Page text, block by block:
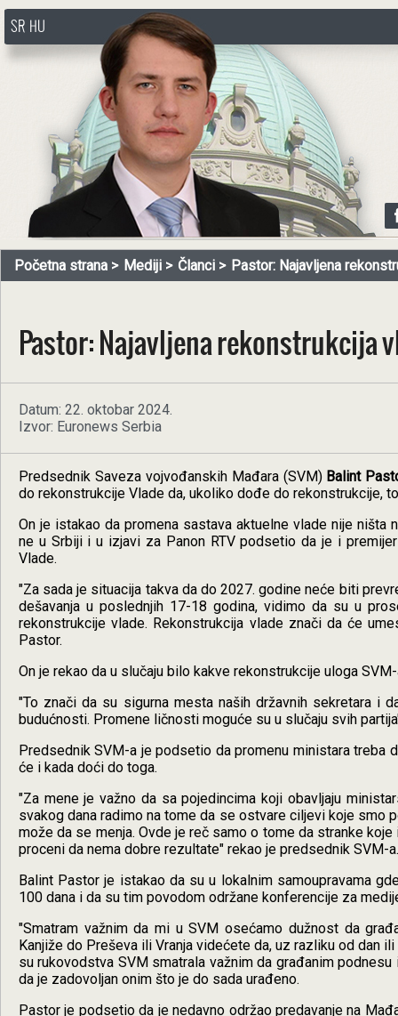
http://www.pasztorbalint.rs/sr
SR HU
Početna strana Mediji Članci Pastor: Najavljena
Pastor: Najavljena rekonstrukcija
Datum: 22. oktobar 2024.
Izvor: Euronews Serbia
Predsednik Saveza vojvođanskih Mađara (SVM) Balint
do rekonstrukcije Vlade da, ukoliko dođe do rekonstrukcije,
On je istakao da promena sastava aktuelne vlade nije
ne u Srbiji i u izjavi za Panon RTV podsetio da je i
Vlade.
"Za sada je situacija takva da do 2027. godine neće biti
dešavanja u poslednjih 17-18 godina, vidimo da su u
rekonstrukcije vlade. Rekonstrukcija vlade znači da će
Pastor.
On je rekao da u slučaju bilo kakve rekonstrukcije uloga
"To znači da su sigurna mesta naših državnih sekretara i
budućnosti. Promene ličnosti moguće su u slučaju svih
Predsednik SVM-a je podsetio da promenu ministara treba
će i kada doći do toga.
"Za mene je važno da sa pojedincima koji obavljaju
svakog dana radimo na tome da se ostvare ciljevi koje smo
može da se menja. Ovde je reč samo o tome da stranke
proceni da nema dobre rezultate" rekao je predsednik SVM-a.
Balint Pastor je istakao da su u lokalnim samoupravama
100 dana i da su tim povodom održane konferencije za
"Smatram važnim da mi u SVM osećamo dužnost da
Kanjiže do Preševa ili Vranja videćete da, uz razliku od dan
su rukovodstva SVM smatrala važnim da građanim
da je zadovoljan onim što je do sada urađeno.
Pastor je podsetio da je nedavno održao predavanje na